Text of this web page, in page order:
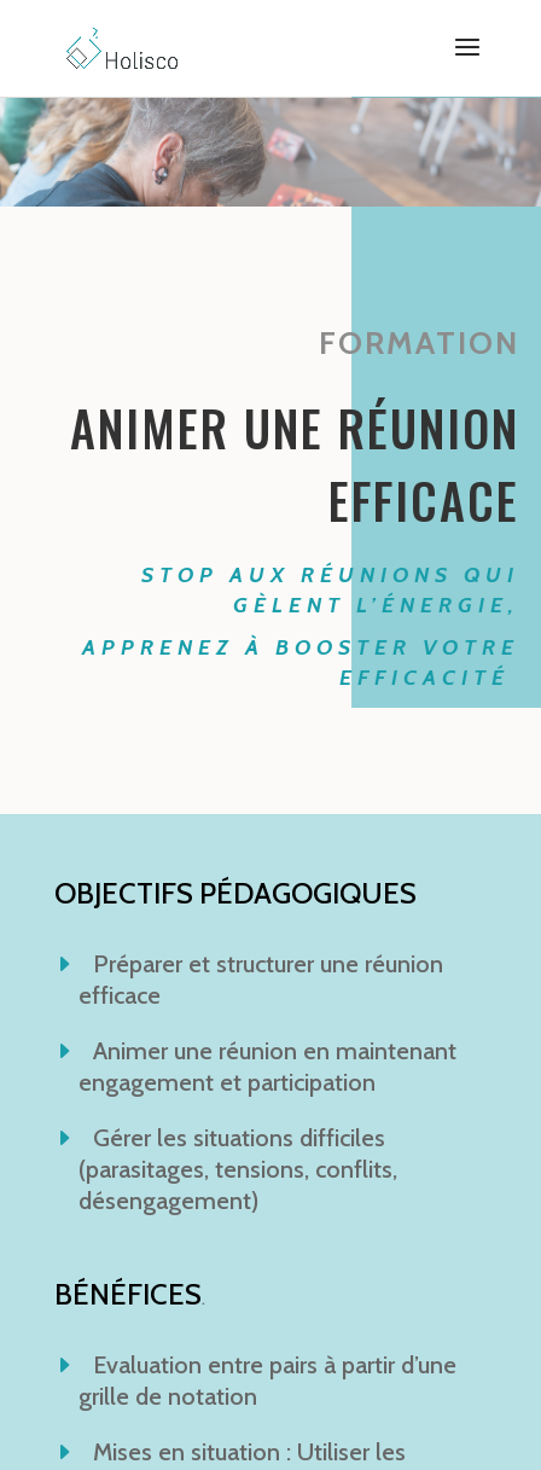
FORMATION
ANIMER UNE RÉUNION
EFFICACE
STOP AUX RÉUNIONS QUI
GÈLENT L’ÉNERGIE,
APPRENEZ À BOOSTER VOTRE
EFFICACITÉ
OBJECTIFS PÉDAGOGIQUES
Préparer et structurer une réunion
efficace
Animer une réunion en maintenant
engagement et participation
Gérer les situations difficiles
(parasitages, tensions, conflits,
désengagement)
BÉNÉFICES.
Evaluation entre pairs à partir d’une
grille de notation
Mises en situation : Utiliser les